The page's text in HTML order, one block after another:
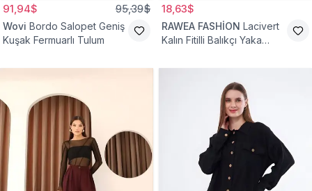
91,94$ 95,39$
Wovi Bordo Salopet Geniş
Kuşak Fermuarlı Tulum
18,63$
RAWEA FASHİON Lacivert
Kalın Fitilli Balıkçı Yaka